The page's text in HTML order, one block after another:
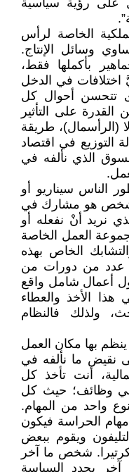
على رؤية سياسية
الخاصة لرأس
وسائل الإنتاج.
بأكملها فقط،
اختلافات في الدخل
تتحسن أحوال كل
على التأثير
(الرأسمال)، طريقة
التوزيع في اقتصاد
الذي نألفه في
الناس سيناريو أو
شخص هو مشارك في
نريد أنْ نفعله أو
العمل الخاصة
الخاص بهذه
في عدد من دورات من
أعمال شامل واقع
هذا الأخذ والعطاء
ولذلك فالنظام
بها مكان العمل
نقيض ما نألفه في
أنت تأخذ كل
في وظائف؛ حيث كل
واحد من المهام.
الحراسة فيكون
ويقوم ببعض
شخص ما آخر
يحدد السياسة